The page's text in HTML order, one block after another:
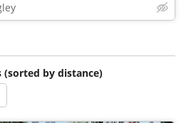
(sorted by distance)